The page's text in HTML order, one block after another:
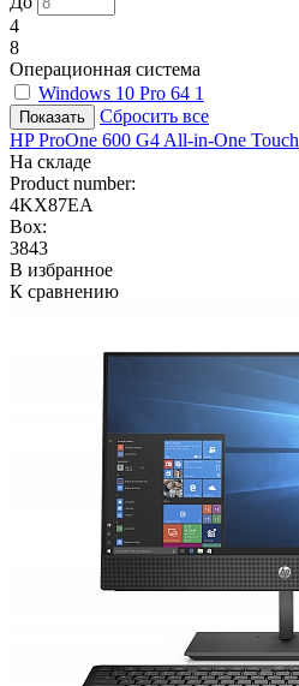
4
8
Операционная система
Windows 10 Pro 64 1
Сбросить все
HP ProOne 600 G4 All-in-One Touch
На складе
Product number:
4KX87EA
Box:
3843
В избранное
К сравнению